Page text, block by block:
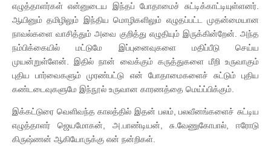
எழுத்தாளர்கள் என்னுடைய இந்தப் போதாமைச் சுட்டிக்காட்டியுள்ளனர்.
ஆயினும் தமிழிலும் இந்திய மொழிகளிலும் எழுதப்பட்ட முதன்மையான
நாவல்களை வாசித்தும் அவை குறித்து எழுதியும் இருக்கின்றேன். அந்த
நம்பிக்கையில் மட்டுமே இப்புனைவுகளை மதிப்பீடு செய்ய
முயன்றுள்ளேன். இதில் நான் வைக்கும் கருத்துகளை மீறி உருவாகும்
புதிய பார்வைகளும் முரண்பட்டு என் போதாமைகளைச் சுட்டும் புதிய
கண்டடைவுகளுமே இந்நூல் உருவான காரணத்தை மெய்ப்பிக்கும்.
இக்கட்டுரை வெளிவந்த காலத்தில் இதன் பலம், பலவீனங்களைச் சுட்டிய
எழுத்தாளர் ஜெயமோகன், அ.பாண்டியன், சு.வேணுகோபால், ஈரோடு
கிருஷ்ணன் ஆகியோருக்கு என் நன்றிகள்.